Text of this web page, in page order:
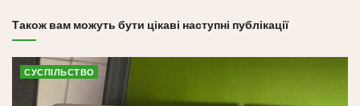
Також вам можуть бути цікаві наступні публікації
СУСПІЛЬСТВО